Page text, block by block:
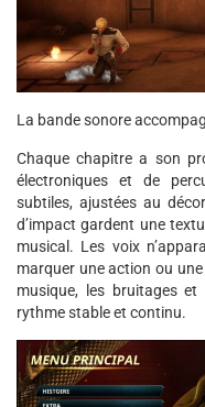
La bande sonore
Chaque chapitre a son
électroniques et de
subtiles, ajustées au
d’impact gardent une
musical. Les voix
marquer une action ou
musique, les bruitages
rythme stable et continu.